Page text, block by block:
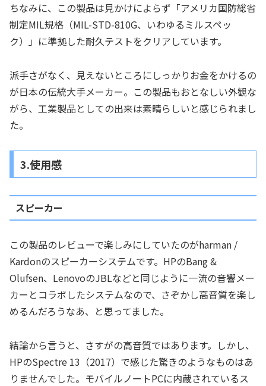
ちなみに、この製品は見かけによらず「アメリカ国防総省
制定MIL規格（MIL-STD-810G、いわゆるミルスペッ
ク）」に準拠した耐久テストをクリアしています。
派手さがなく、見えないところにしっかりお金をかけるの
が日本の伝統大手メーカー。この製品もおとなしい外観な
がら、工業製品としての出来は素晴らしいと感じられまし
た。
3.使用感
スピーカー
この製品のレビューで楽しみにしていたのがharman /
Kardonのスピーカーシステムです。HPのBang &
Olufsen、LenovoのJBLなどと同じように一流の音響メー
カーとコラボしたシステムなので、さぞかし高音質を楽し
めるんだろうなあ、と思ってました。
結論から言うと、さすがの高音質ではあります。しかし、
HPのSpectre 13（2017）で感じた驚きのようなものはあ
りませんでした。モバイルノートPCに内蔵されているス